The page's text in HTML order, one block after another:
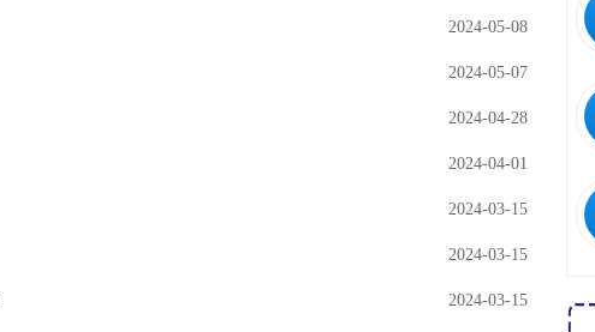
2024-05-08
2024-05-07
2024-04-28
2024-04-01
2024-03-15
2024-03-15
2024-03-15